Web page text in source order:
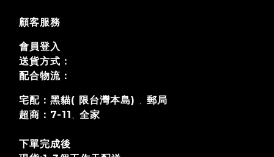
顧客服務
會員登入
送貨方式：
配合物流：
宅配：黑貓( 限台灣本島) 、 郵局
超商：7-11 、 全家
下單完成後